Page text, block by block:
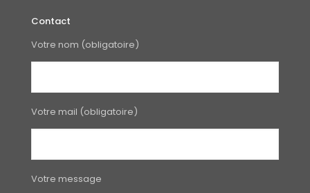
Contact
Votre nom (obligatoire)
Votre mail (obligatoire)
Votre message